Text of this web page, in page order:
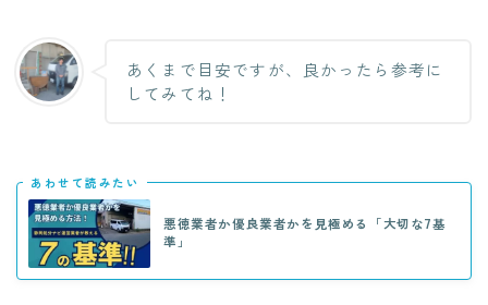
あくまで目安ですが、良かったら参考に
してみてね！
あわせて読みたい
悪徳業者か優良業者かを見極める「大切な7基
準」